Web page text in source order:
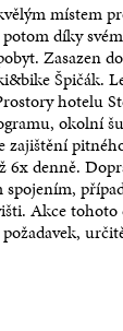
místem
díky
Zasazen
Špičák.
hotelu
okolní
zajištění
6x denně.
Akce